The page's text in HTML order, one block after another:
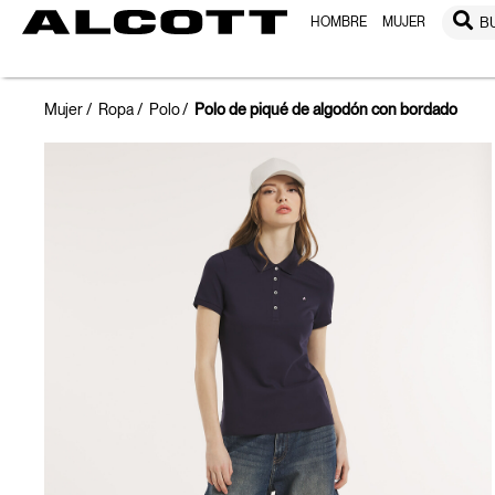
HOMBRE MUJER
Mujer Ropa Polo Polo de piqué de algodón con bordado